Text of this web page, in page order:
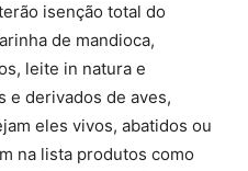
isenção total do
de mandioca,
leite in natura e
e derivados de aves,
eles vivos, abatidos ou
na lista produtos como